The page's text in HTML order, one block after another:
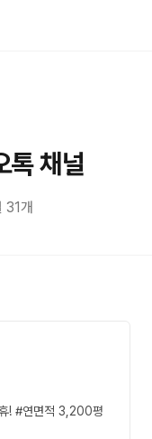
톡 채널
31개
! #연면적 3,200평